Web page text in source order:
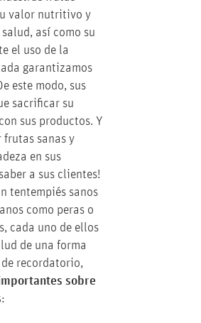
valor nutritivo y
así como su
el uso de la
garantizamos
este modo, sus
sacrificar su
sus productos. Y
sanas y
en sus
a sus clientes!
tentempiés sanos
como peras o
cada uno de ellos
de una forma
recordatorio,
sobre
: